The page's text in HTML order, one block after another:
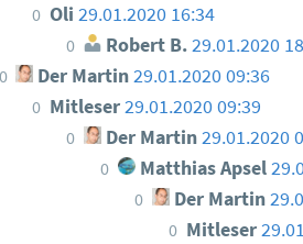
0 Oli29.01.2020 16:34
0 Robert B.29.01.2020
0 Der Martin29.01.2020 09:36
0 Mitleser29.01.2020 09:39
0 Der Martin29.01.2020
0 Matthias Apsel
0 Der Martin
0 Mitleser